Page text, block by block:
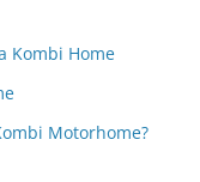
Kombi Home
Motorhome?